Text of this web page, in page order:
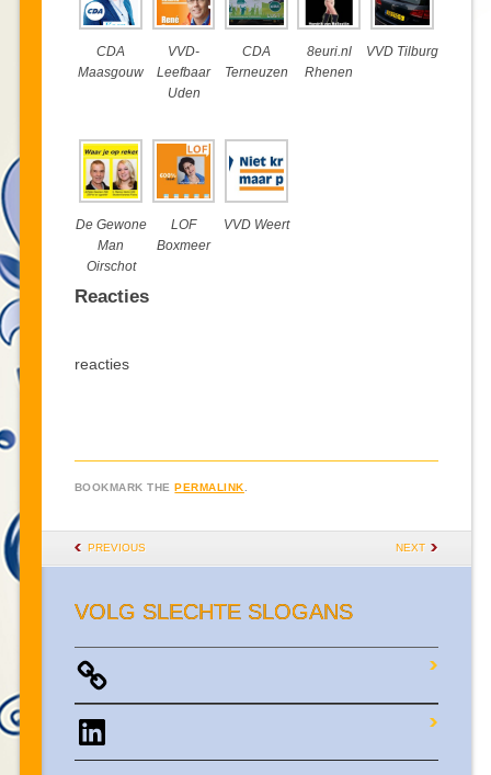
CDA
Maasgouw
VVD-
Leefbaar
Uden
CDA
Terneuzen
8euri.nl
Rhenen
VVD Tilburg
De Gewone
Man
Oirschot
LOF
Boxmeer
VVD Weert
Reacties
reacties
BOOKMARK THEPERMALINK
POST NAVIGATION
PREVIOUS NEXT
VOLG SLECHTE SLOGANS
LinkedIn